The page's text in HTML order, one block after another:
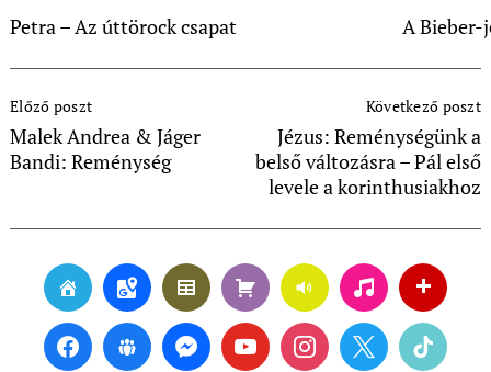
Petra – Az úttörock csapat A Bieber-
Navigation
Előző poszt
Malek Andrea & Jáger
Bandi: Reménység
Következő poszt
Jézus: Reménységünk a
belső változásra – Pál első
levele a korinthusiakhoz